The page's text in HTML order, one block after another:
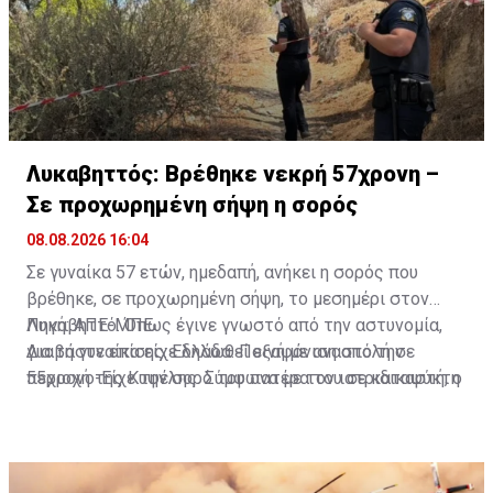
Λυκαβηττός: Βρέθηκε νεκρή 57χρονη –
Σε προχωρημένη σήψη η σορός
08.08.2026 16:04
Σε γυναίκα 57 ετών, ημεδαπή, ανήκει η σορός που
βρέθηκε, σε προχωρημένη σήψη, το μεσημέρι στον
Λυκαβηττό. Όπως έγινε γνωστό από την αστυνομία,
για τη γυναίκα είχε δηλωθεί εξαφάνιση από την
περιοχή της Κυψέλης. Σύμφωνα με τον ιατριδικαστή, ο
Πηγή: ΑΠΕ-ΜΠΕ
Διαβάστε επίσης:Ελλάδα: Ποινή με αναστολή σε
55χρονο-Είχε την σορό του πατέρα του σε καταψύκτη